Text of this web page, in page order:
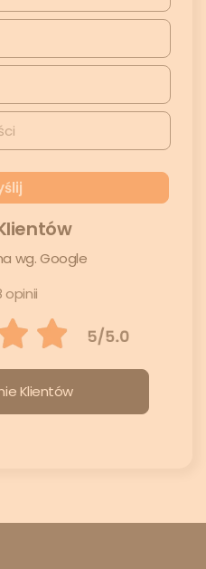
wg. Google
opinii
Klientów